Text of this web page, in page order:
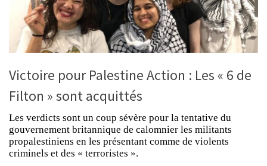
Victoire pour Palestine Action : Les « 6 de
Filton » sont acquittés
Les verdicts sont un coup sévère pour la tentative du
gouvernement britannique de calomnier les militants
propalestiniens en les présentant comme de violents
criminels et des « terroristes ».